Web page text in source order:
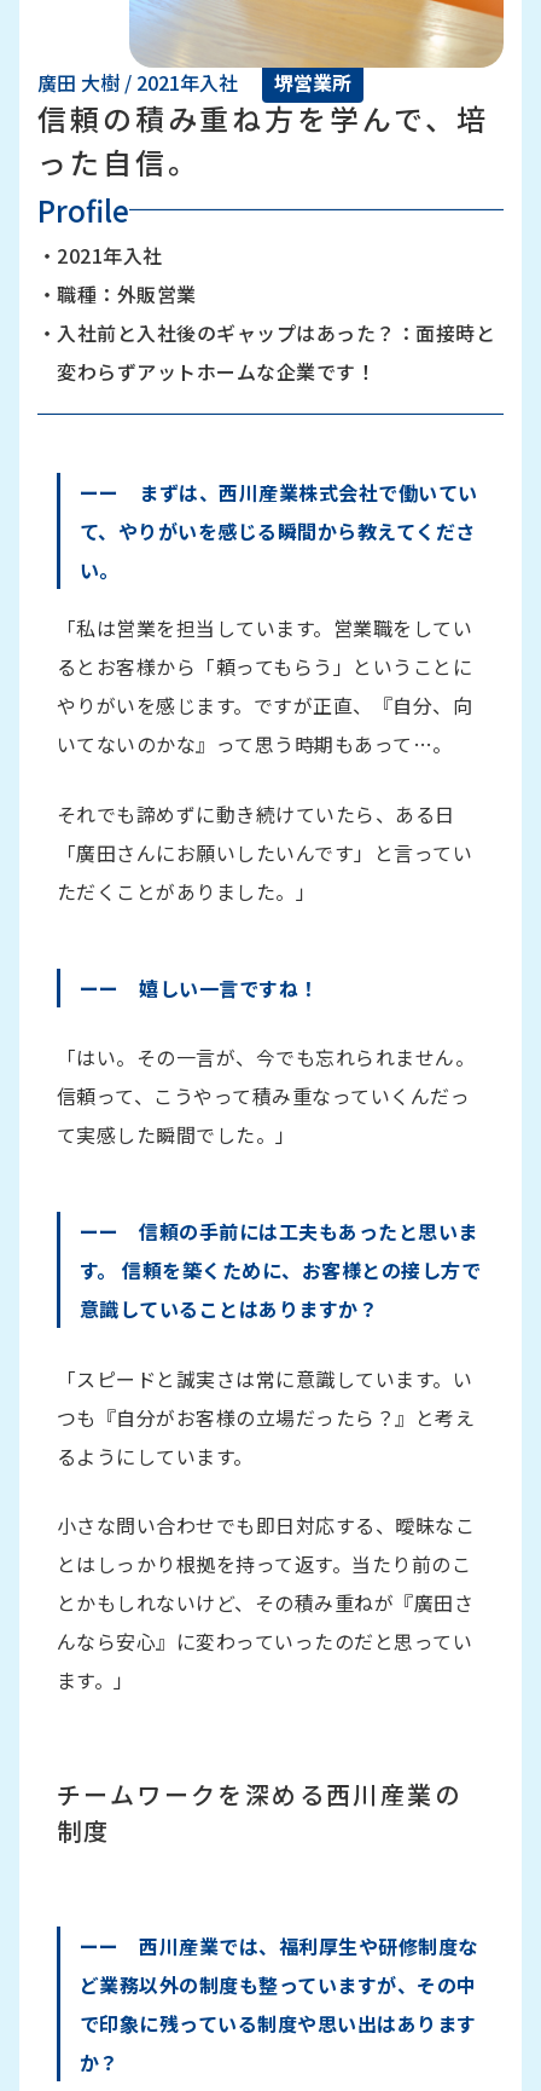
廣田 大樹 / 2021年入社 堺営業所
信頼の積み重ね方を学んで、培
った自信。
Profile
・ 2021年入社
・職種：外販営業
・ 入社前と入社後のギャップはあった？：面接時と
変わらずアットホームな企業です！
ーー まずは、西川産業株式会社で働いてい
て、やりがいを感じる瞬間から教えてくださ
い。
「私は営業を担当しています。営業職をしてい
るとお客様から「頼ってもらう」ということに
やりがいを感じます。ですが正直、『自分、向
いてないのかな』って思う時期もあって…。
それでも諦めずに動き続けていたら、ある日
「廣田さんにお願いしたいんです」と言ってい
ただくことがありました。」
ーー 嬉しい一言ですね！
「はい。その一言が、今でも忘れられません。
信頼って、こうやって積み重なっていくんだっ
て実感した瞬間でした。」
ーー 信頼の手前には工夫もあったと思いま
す。 信頼を築くために、お客様との接し方で
意識していることはありますか？
「スピードと誠実さは常に意識しています。い
つも『自分がお客様の立場だったら？』と考え
るようにしています。
小さな問い合わせでも即日対応する、曖昧なこ
とはしっかり根拠を持って返す。当たり前のこ
とかもしれないけど、その積み重ねが『廣田さ
んなら安心』に変わっていったのだと思ってい
ます。」
チームワークを深める西川産業の
制度
ーー 西川産業では、福利厚生や研修制度な
ど業務以外の制度も整っていますが、その中
で印象に残っている制度や思い出はあります
か？